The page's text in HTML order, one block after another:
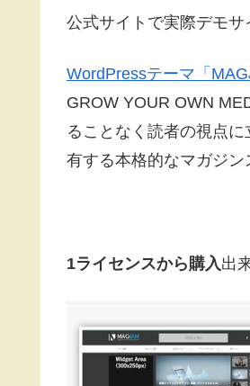
公式サイトで実際デモサ
WordPressテーマ「
GROW YOUR OWN
ることなく読者の視点
有する本格的なマガジ
1ライセンスから購入出